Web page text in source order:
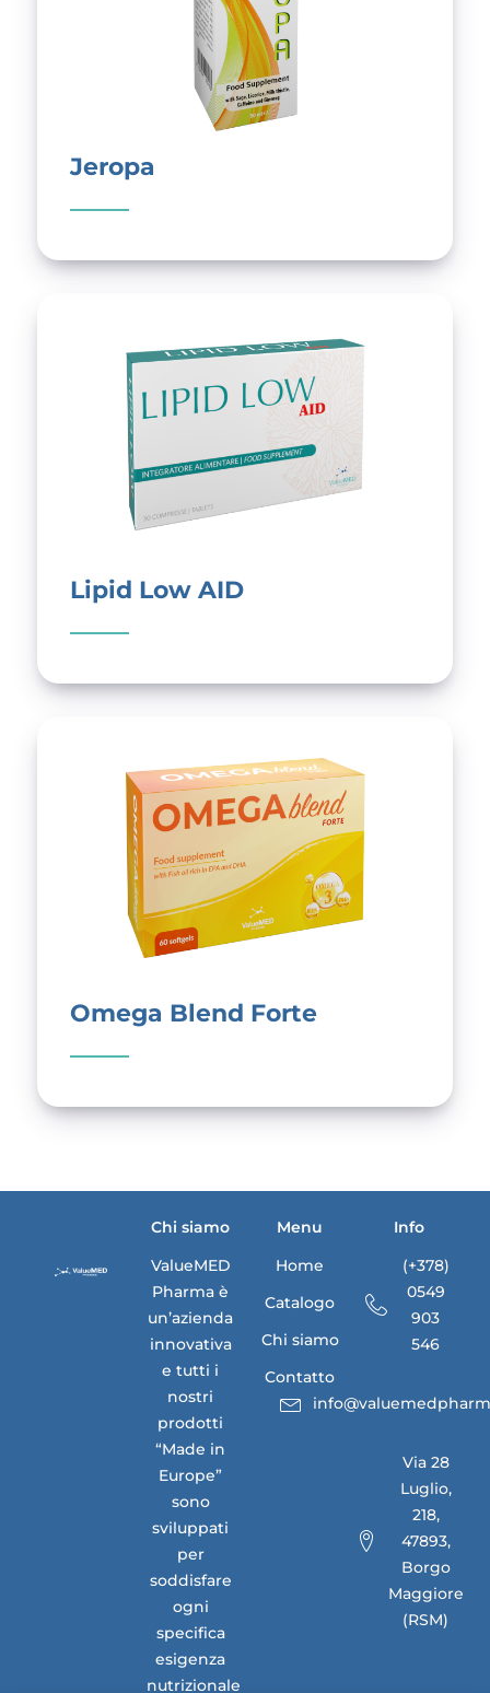
Jeropa
Lipid Low AID
Omega Blend Forte
Chi siamo
ValueMED
Pharma è
un’azienda
innovativa
e tutti i
nostri
prodotti
“Made in
Europe”
sono
sviluppati
per
soddisfare
ogni
specifica
esigenza
nutrizionale
Menu
Home
Catalogo
Chi siamo
Contatto
Info
(+378)
0549
903
546
Via 28
Luglio,
218,
47893,
Borgo
Maggiore
(RSM)